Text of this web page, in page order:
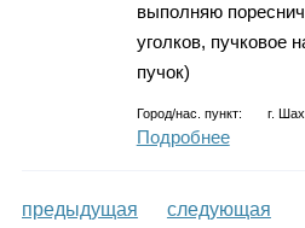
выполняю
уголков, пучковое
пучок)
Город/нас. пункт: г.
Подробнее
предыдущая следующая